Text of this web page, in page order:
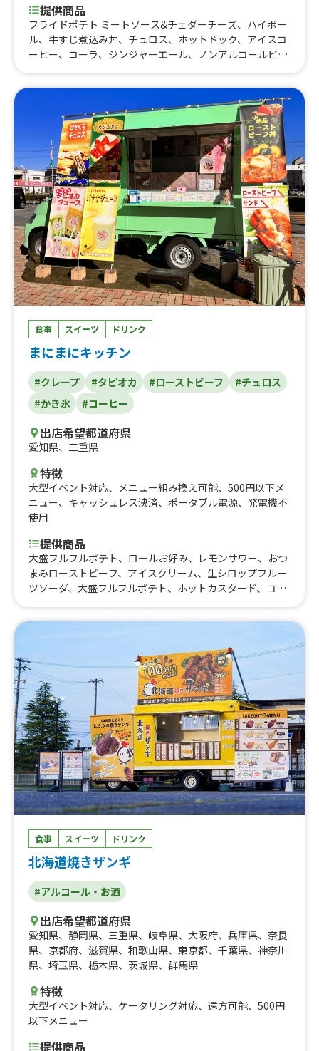
ね、焼鳥 皮、焼鳥 もも、パスタ、そぼろ丼、牛丼、豚
汁、ポテトスープ、クラムチャウダー、コーンスープ、エ
ッグスープ、ぜんざい、スンドゥブ（韓国）、トッポギ
(韓国)、soto(インドネシア料理)、スパムおにぎり、ケイ
インボー綿菓子、おにぎり2個入り、おにぎり、枝豆、お
弁当各種、お弁当各種、琥珀糖炭酸ジュース、チキンカツ
バーガー、ロースカツハンバーガー、冷やしつけ麺、冷や
しうどん、冷やし蕎麦、ダブルハンバーガー、焼うどん、
ホットドッグ ビッグサイズ、ホットドッグ、かき氷オン
ザ ブルーシールアイスクリーム、沖縄ブルーシールアイス
クリーム スクープダブル、沖縄ブルーシールアイスクリー
ム スクープシングル、フルーツかき氷
提供商品
フライドポテト ミートソース&チェダーチーズ、ハイボー
ル、牛すじ煮込み丼、チュロス、ホットドック、アイスコ
ーヒー、コーラ、ジンジャーエール、ノンアルコールビー
食事 スイーツ ドリンク
まにまにキッチン
#クレープ #タピオカ #ローストビーフ
#チュロス
#かき氷
#コーヒー
出店希望都道府県
愛知県、 三重県
特徴
大型イベント対応、 メニュー組み換え可能、 500円以下メ
ニュー、 キャッシュレス決済、 ポータブル電源、 発電機不
使用
提供商品
大盛フルフルポテト、ロールお好み、レモンサワー、おつ
まみローストビーフ、アイスクリーム、生シロップフルー
ツソーダ、大盛フルフルポテト、ホットカスタード、コー
かき氷、バナナジュース、ひとくちチュロス、タピオカジ
食事 スイーツ ドリンク
北海道焼きザンギ
#アルコール・お酒
出店希望都道府県
愛知県、 静岡県、 三重県、 岐阜県、 大阪府、 兵庫県、 奈良
県、 京都府、 滋賀県、 和歌山県、 東京都、 千葉県、 神奈川
県、 埼玉県、 栃木県、 茨城県、 群馬県
特徴
大型イベント対応、 ケータリング対応、 遠方可能、 500円
以下メニュー
提供商品